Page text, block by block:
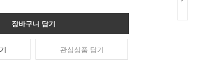
장바구니 담기
관심상품 담기